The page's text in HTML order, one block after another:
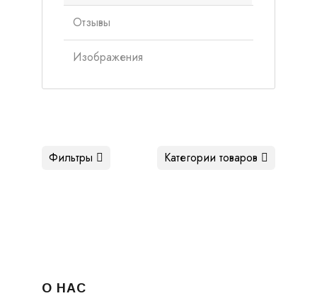
Отзывы
Изображения
Категории товаров
Фильтры
О НАС